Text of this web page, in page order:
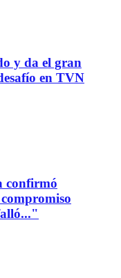
y da el gran
en TVN
confirmó